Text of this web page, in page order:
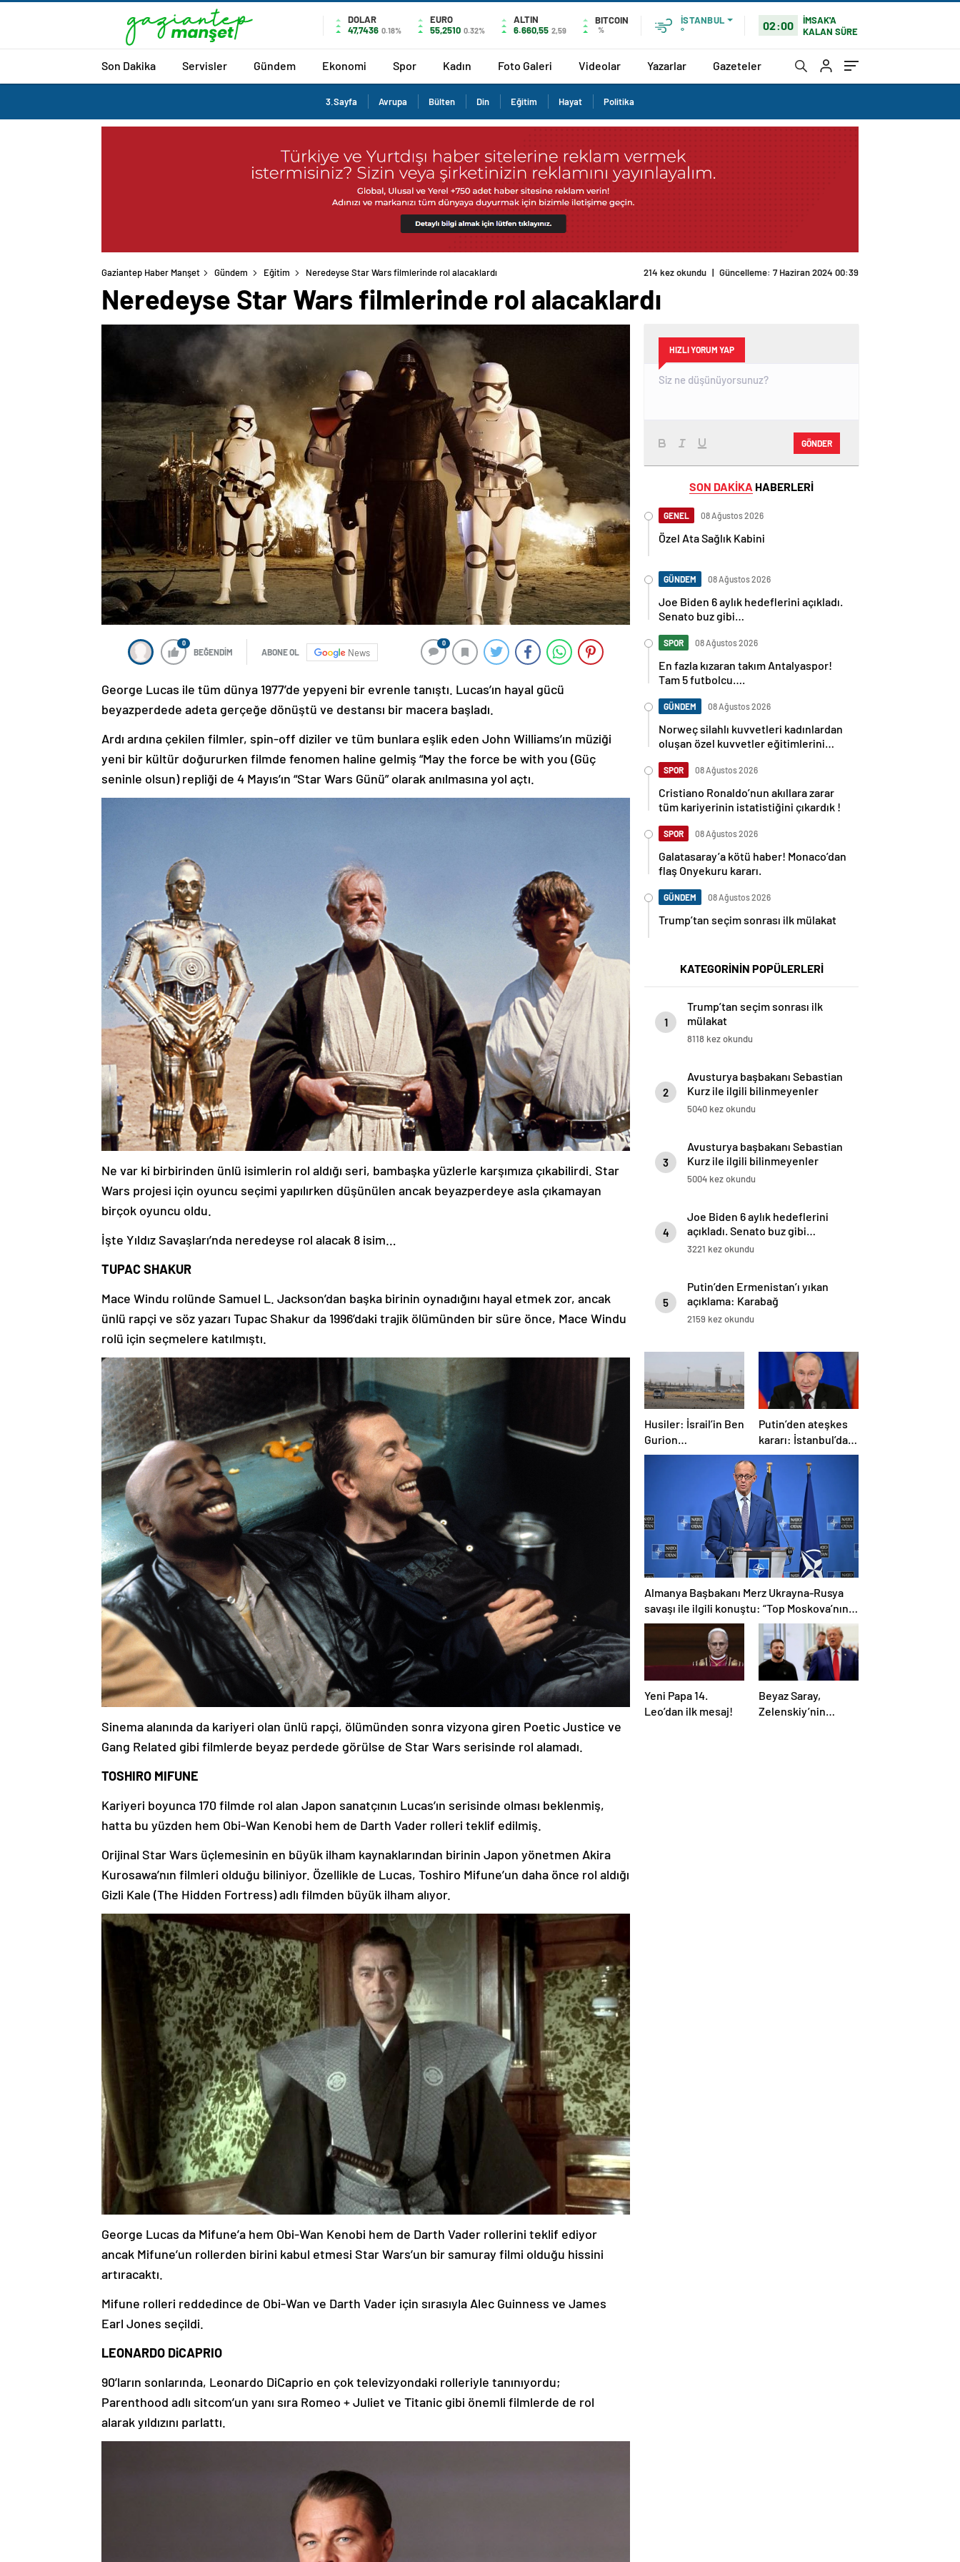
DOLAR
47,7436 0.18%
EURO
55,2510 0.32%
ALTIN
6.660,55 2,59
BITCOIN
%
İSTANBUL
°
02:00
İMSAK'A
KALAN SÜRE
Son Dakika Servisler Gündem Ekonomi Spor Kadın Foto Galeri Videolar Yazarlar Gazeteler
3.Sayfa Avrupa Bülten Din Eğitim Hayat Politika
Gaziantep Haber Manşet Gündem Eğitim Neredeyse Star Wars filmlerinde rol alacaklardı
Neredeyse Star Wars filmlerinde rol alacaklardı
0
BEĞENDİM ABONE OL News
0
George Lucas ile tüm dünya 1977’de yepyeni bir evrenle tanıştı. Lucas’ın hayal gücü
beyazperdede adeta gerçeğe dönüştü ve destansı bir macera başladı.
Ardı ardına çekilen filmler, spin-off diziler ve tüm bunlara eşlik eden John Williams’ın müziği
yeni bir kültür doğururken filmde fenomen haline gelmiş “May the force be with you (Güç
seninle olsun) repliği de 4 Mayıs’ın “Star Wars Günü” olarak anılmasına yol açtı.
Ne var ki birbirinden ünlü isimlerin rol aldığı seri, bambaşka yüzlerle karşımıza çıkabilirdi. Star
Wars projesi için oyuncu seçimi yapılırken düşünülen ancak beyazperdeye asla çıkamayan
birçok oyuncu oldu.
İşte Yıldız Savaşları’nda neredeyse rol alacak 8 isim…
TUPAC SHAKUR
Mace Windu rolünde Samuel L. Jackson’dan başka birinin oynadığını hayal etmek zor, ancak
ünlü rapçi ve söz yazarı Tupac Shakur da 1996’daki trajik ölümünden bir süre önce, Mace Windu
rolü için seçmelere katılmıştı.
Sinema alanında da kariyeri olan ünlü rapçi, ölümünden sonra vizyona giren Poetic Justice ve
Gang Related gibi filmlerde beyaz perdede görülse de Star Wars serisinde rol alamadı.
TOSHIRO MIFUNE
Kariyeri boyunca 170 filmde rol alan Japon sanatçının Lucas’ın serisinde olması beklenmiş,
hatta bu yüzden hem Obi-Wan Kenobi hem de Darth Vader rolleri teklif edilmiş.
Orijinal Star Wars üçlemesinin en büyük ilham kaynaklarından birinin Japon yönetmen Akira
Kurosawa’nın filmleri olduğu biliniyor. Özellikle de Lucas, Toshiro Mifune’un daha önce rol aldığı
Gizli Kale (The Hidden Fortress) adlı filmden büyük ilham alıyor.
George Lucas da Mifune’a hem Obi-Wan Kenobi hem de Darth Vader rollerini teklif ediyor
ancak Mifune’un rollerden birini kabul etmesi Star Wars’un bir samuray filmi olduğu hissini
artıracaktı.
Mifune rolleri reddedince de Obi-Wan ve Darth Vader için sırasıyla Alec Guinness ve James
Earl Jones seçildi.
LEONARDO DiCAPRIO
90’ların sonlarında, Leonardo DiCaprio en çok televizyondaki rolleriyle tanınıyordu;
Parenthood adlı sitcom’un yanı sıra Romeo + Juliet ve Titanic gibi önemli filmlerde de rol
alarak yıldızını parlattı.
HIZLI YORUM YAP
GÖNDER
SON DAKİKA HABERLERİ
GENEL 08 Ağustos 2026
Özel Ata Sağlık Kabini
GÜNDEM 08 Ağustos 2026
Joe Biden 6 aylık hedeflerini açıkladı.
Senato buz gibi…
SPOR 08 Ağustos 2026
En fazla kızaran takım Antalyaspor!
Tam 5 futbolcu….
GÜNDEM 08 Ağustos 2026
Norweç silahlı kuvvetleri kadınlardan
oluşan özel kuvvetler eğitimlerini
SPOR 08 Ağustos 2026
Cristiano Ronaldo’nun akıllara zarar
tüm kariyerinin istatistiğini çıkardık !
SPOR 08 Ağustos 2026
Galatasaray’a kötü haber! Monaco’dan
flaş Onyekuru kararı.
GÜNDEM 08 Ağustos 2026
Trump’tan seçim sonrası ilk mülakat
KATEGORİNİN POPÜLERLERİ
1
Trump’tan seçim sonrası ilk
mülakat
8118 kez okundu
2
Avusturya başbakanı Sebastian
Kurz ile ilgili bilinmeyenler
5040 kez okundu
3
Avusturya başbakanı Sebastian
Kurz ile ilgili bilinmeyenler
5004 kez okundu
4
Joe Biden 6 aylık hedeflerini
açıkladı. Senato buz gibi…
3221 kez okundu
5
Putin’den Ermenistan’ı yıkan
açıklama: Karabağ
Azerbaycan’ın ayrılmaz bir
2159 kez okundu
Husiler: İsrail’in Ben
Gurion
Havalimanı’nı
hipersonik füzeyle
Putin’den ateşkes
kararı: İstanbul’da
görüşmelere
başlamayı
öneriyoruz
Almanya Başbakanı Merz Ukrayna-Rusya
savaşı ile ilgili konuştu: “Top Moskova’nın
sahasında”
Yeni Papa 14.
Leo’dan ilk mesaj!
Beyaz Saray,
Zelenskiy’nin